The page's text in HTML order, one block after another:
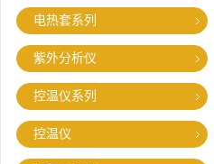
电热套系列
紫外分析仪
控温仪系列
控温仪